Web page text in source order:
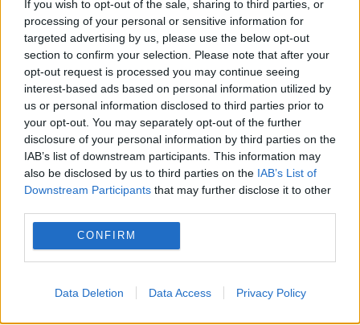
If you wish to opt-out of the sale, sharing to third parties, or
processing of your personal or sensitive information for
targeted advertising by us, please use the below opt-out
section to confirm your selection. Please note that after your
opt-out request is processed you may continue seeing
interest-based ads based on personal information utilized by
us or personal information disclosed to third parties prior to
your opt-out. You may separately opt-out of the further
disclosure of your personal information by third parties on the
IAB’s list of downstream participants. This information may
also be disclosed by us to third parties on the IAB’s List of
Downstream Participants that may further disclose it to other
CONFIRM
Data Deletion Data Access Privacy Policy